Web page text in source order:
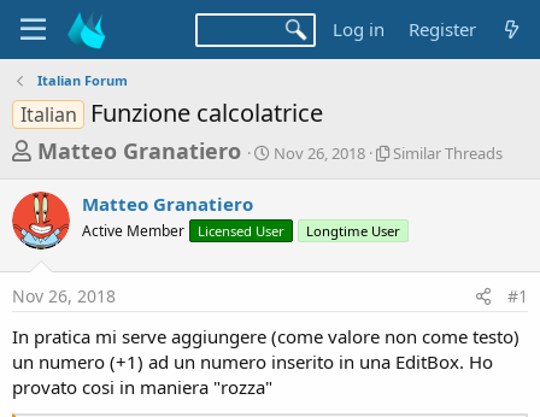
Log in Register
Italian Forum
Italian Funzione calcolatrice
T
r
e
a
d
s
t
a
Matteo Granatiero
S
t
a
Nov 26, 2018
S
l
r
r
e
Similar Threads
Matteo Granatiero
Active Member Licensed User Longtime User
Nov 26, 2018 #1
In pratica mi serve aggiungere (come valore non come testo)
un numero (+1) ad un numero inserito in una EditBox. Ho
provato cosi in maniera "rozza"